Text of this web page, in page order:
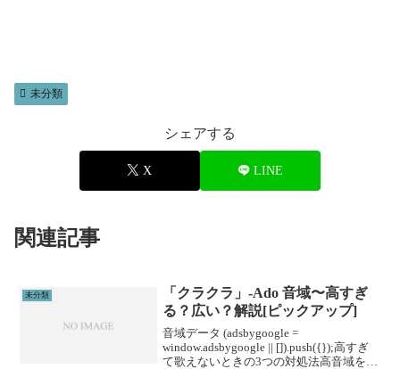
未分類
シェアする
X LINE
関連記事
未分類
「クラクラ」-Ado 音域〜高すぎ
る？広い？解説[ピックアップ]
音域データ (adsbygoogle =
window.adsbygoogle || []).push({});高すぎ
て歌えないときの3つの対処法高音域を広